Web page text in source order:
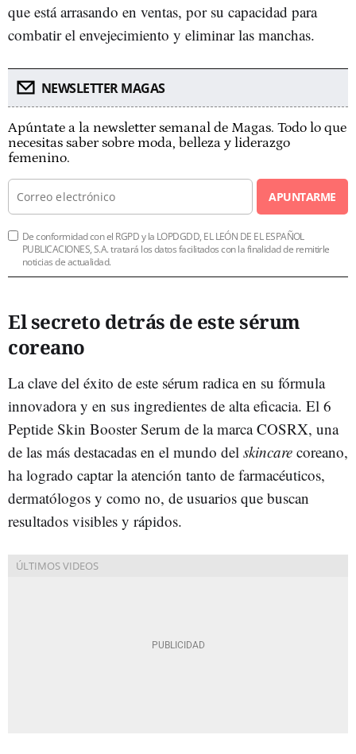
que está arrasando en ventas, por su capacidad para
combatir el envejecimiento y eliminar las manchas.
NEWSLETTER MAGAS
Apúntate a la newsletter semanal de Magas. Todo lo que
necesitas saber sobre moda, belleza y liderazgo
femenino.
APUNTARME
De conformidad con el RGPD y la LOPDGDD, EL LEÓN DE EL ESPAÑOL
PUBLICACIONES, S.A. tratará los datos facilitados con la finalidad de remitirle
noticias de actualidad.
El secreto detrás de este sérum
coreano
La clave del éxito de este sérum radica en su fórmula
innovadora y en sus ingredientes de alta eficacia. El 6
Peptide Skin Booster Serum de la marca COSRX, una
de las más destacadas en el mundo del skincare coreano,
ha logrado captar la atención tanto de farmacéuticos,
dermatólogos y como no, de usuarios que buscan
resultados visibles y rápidos.